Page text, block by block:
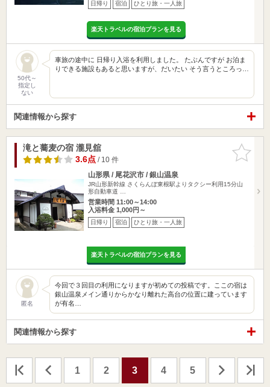
日帰り 宿泊 ひとり旅・一人旅
楽天トラベルの宿泊プランを見る
50代～
指定し
ない
車旅の途中に 日帰り入浴を利用しました。 たぶんですが お泊ま
りできる施設もあると思いますが、だいたい そう言うところっ…
関連情報から探す
お気に入
りに追加
滝と蕎麦の宿 瀧見舘
3.6点/ 10 件
山形県 / 尾花沢市 / 銀山温泉
JR山形新幹線 さくらんぼ東根駅よりタクシー利用15分山
形自動車道 …
営業時間 11:00～14:00
入浴料金 1,000円～
日帰り 宿泊 ひとり旅・一人旅
楽天トラベルの宿泊プランを見る
匿名
今回で３回目の利用になりますが初めての投稿です。ここの宿は
銀山温泉メイン通りからかなり離れた高台の位置に建っています
が有名…
関連情報から探す
1 2 3 4 5